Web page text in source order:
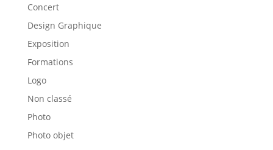
Concert
Design Graphique
Exposition
Formations
Logo
Non classé
Photo
Photo objet